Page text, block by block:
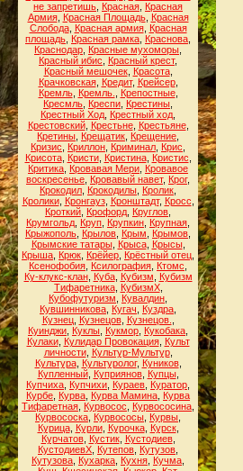
не запретишь Красная Красная
Армия, Красная Площадь, Красная
Слобода, Красная армия, Красная
площадь Красная рамка Краснова
Краснодар Красные мухоморы
Красный ибис
Красный крест,
Красный мешочек, Красота,
Крачковская, Кредит, Крейсер,
Кремль, Кремль. Крепостные,
Кресмль Креспи Крестины
Крестный Ход Крестный ход
Крестовский, Крестьне, Крестьяне,
Кретины Крещатик Крещение
Кризис
Криллон Криминал Крис
Крисота, Кристи, Кристина, Кристис
Критика Кровавая Мери Кровавое
воскресенье Кровавый навет, Крог,
Крокодил Крокодилы Кролик
Кролики, Кронгауз, Кронштадт, Кросс
Кроткий Крофорд Круглов
Крумгольд Круп Крупкин Крупная
Крыжополь Крылов Крым Крымов
Крымские татары, Крыса, Крысы,
Крыша Крюк Крёйер Крёстный отец
Ксенофобия Ксилография Ктомс
Ку-клукс-клан, Куба, Кубизм
Кубизм
Тифаретника, КубизмХ,
Кубофутуризм
Кувалдин
Кувшинникова Кугач Куздра
Кузнец, Кузнецов, Кузнецов.
Куинджи Куклы Кукмор Кукобака
Кулаки, Кулидар Провокация, Культ
личности, Культур-Мультур,
Культура, Культуролог, Куников,
Купленный, Куприянов, Купцы,
Купчиха Купчихи Кураев Куратор
Курбе Курва Курва Мамина Курва
Тифаретная Курвосос Курвососина
Курвососка Курвососы Курвы
Курица, Курли, Курочка, Курск,
Курчатов, Кустик, Кустодиев,
КустодиевХ Кутепов Кутузов
Кутузова Кухарка Кухня Кучма